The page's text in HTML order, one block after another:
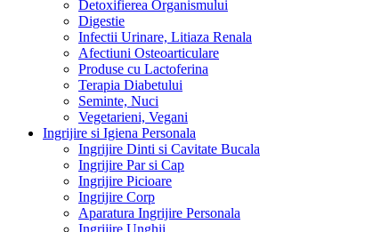
Detoxifierea Organismului
Digestie
Infectii Urinare, Litiaza Renala
Afectiuni Osteoarticulare
Produse cu Lactoferina
Terapia Diabetului
Seminte, Nuci
Vegetarieni, Vegani
Ingrijire si Igiena Personala
Ingrijire Dinti si Cavitate Bucala
Ingrijire Par si Cap
Ingrijire Picioare
Ingrijire Corp
Aparatura Ingrijire Personala
Ingrijire Unghii